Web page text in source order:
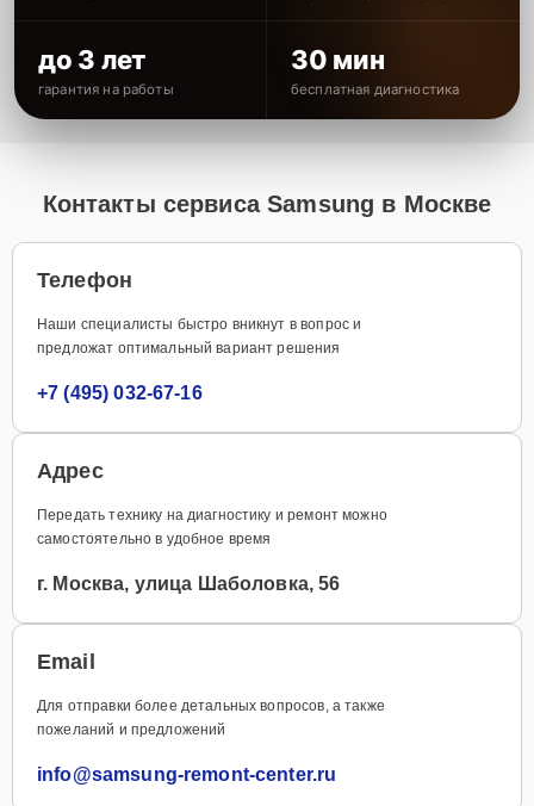
до 3 лет
гарантия на работы
30 мин
бесплатная диагностика
Контакты сервиса Samsung в Москве
Телефон
Наши специалисты быстро вникнут в вопрос и
предложат оптимальный вариант решения
+7 (495) 032-67-16
Адрес
Передать технику на диагностику и ремонт можно
самостоятельно в удобное время
г. Москва, улица Шаболовка, 56
Email
Для отправки более детальных вопросов, а также
пожеланий и предложений
info@samsung-remont-center.ru